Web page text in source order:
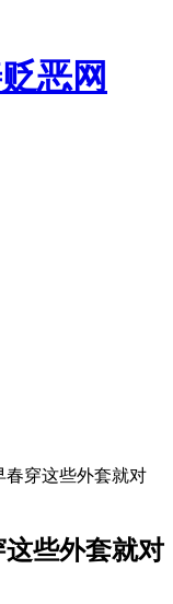
恶网
春穿这些外套就对
些外套就对